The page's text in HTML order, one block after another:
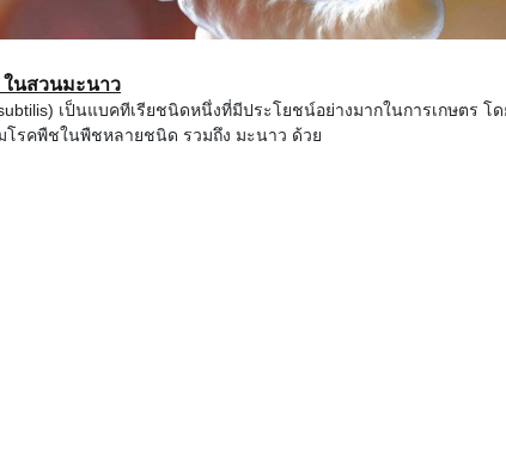
นสวนมะนาว
เป็นแบคทีเรียชนิดหนึ่งที่มีประโยชน์อย่างมากในการเกษตร โ
โรคพืชในพืชหลายชนิด รวมถึง มะนาว ด้วย